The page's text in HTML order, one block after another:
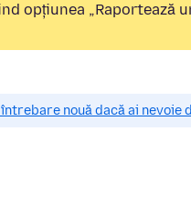
opțiunea „Raportează
nouă dacă ai nevoie